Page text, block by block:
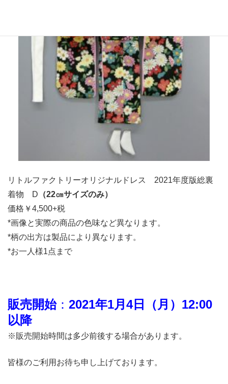
リトルファクトリーオリジナルドレス 2021年度版総裏
着物 D （22㎝サイズのみ）
価格￥4,500+税
*画像と実際の商品の色味など異なります。
*柄の出方は製品により異なります。
*お一人様1点まで
販売開始： 2021年1月4日（月）12:00
以降
※販売開始時間は多少前後する場合があります。
皆様のご利用お待ち申し上げております。